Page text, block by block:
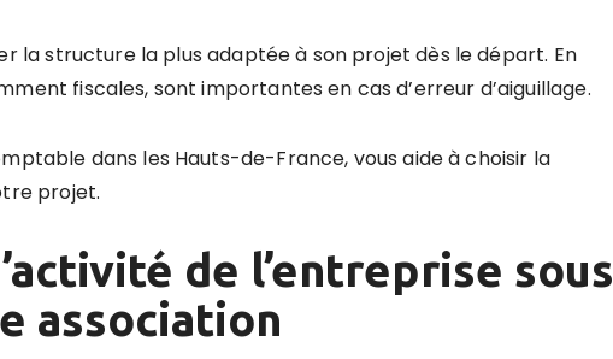
la structure la plus adaptée à son projet dès le départ. En
fiscales, sont importantes en cas d’erreur d’aiguillage.
dans les Hauts-de-France, vous aide à choisir la
projet.
de l’entreprise sous
association